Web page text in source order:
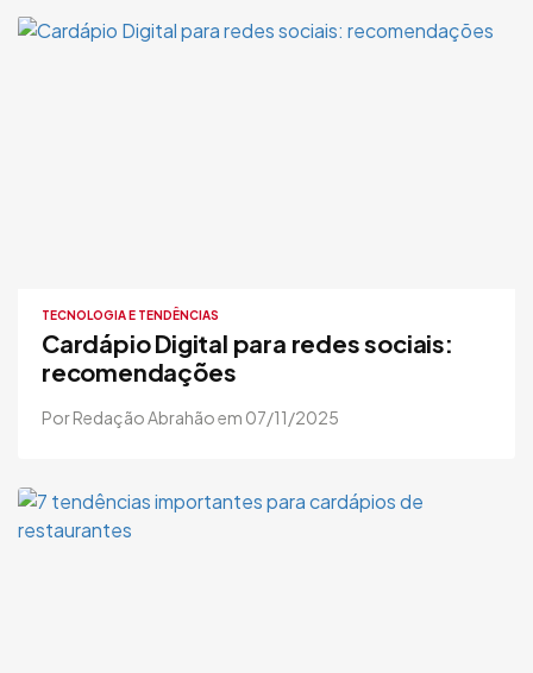
TECNOLOGIA E TENDÊNCIAS
Cardápio Digital para redes sociais:
recomendações
Por Redação Abrahão em 07/11/2025